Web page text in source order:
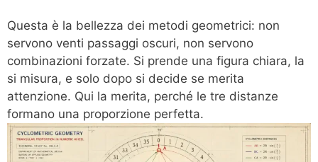
Questa è la bellezza dei metodi geometrici: non
servono venti passaggi oscuri, non servono
combinazioni forzate. Si prende una figura chiara, la
si misura, e solo dopo si decide se merita
attenzione. Qui la merita, perché le tre distanze
formano una proporzione perfetta.